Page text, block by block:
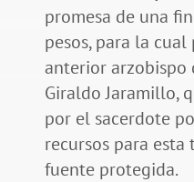
promesa de una
pesos, para la
anterior
Giraldo Jaramillo,
por el sacerdote
recursos para esta
fuente protegida.